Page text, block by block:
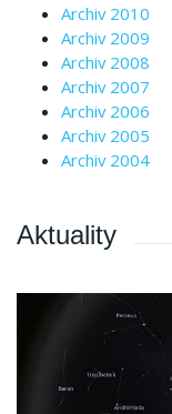
Archiv 2010
Archiv 2009
Archiv 2008
Archiv 2007
Archiv 2006
Archiv 2005
Archiv 2004
Aktuality